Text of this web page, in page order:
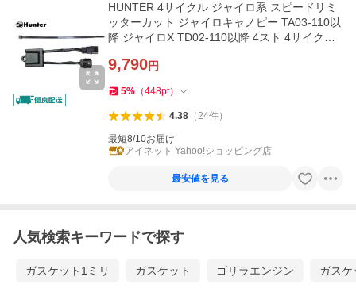
HUNTER 4サイクル ジャイロ系 スピードリミ
ッターカット ジャイロキャノピー TA03-110以
降 ジャイロX TD02-110以降 4スト 4サイクル
9,790円
5% （448pt）
4.38（24件）
最短8/10お届け
アイネット Yahoo!ショッピング店
最安値を見る
人気検索キーワードで探す
ガスケット1ミリ ガスケット ゴリラエンジン ガスケ